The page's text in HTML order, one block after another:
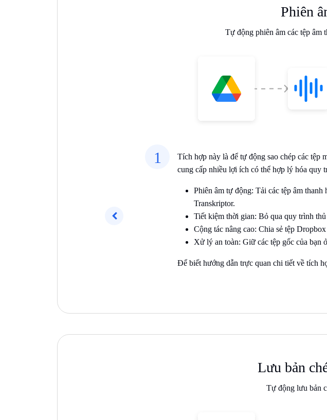
Phiên
Tự động phiên âm các tệp
1
Tích hợp này là để tự động sao chép các
cung cấp nhiều lợi ích có thể hợp lý hóa quy
Phiên âm tự động: Tải các tệp âm
Transkriptor.
Tiết kiệm thời gian: Bỏ qua quy trình
Cộng tác nâng cao: Chia sẻ tệp
Xử lý an toàn: Giữ các tệp gốc của
Để biết hướng dẫn trực quan chi tiết về tích
Lưu bản
Tự động lưu bản